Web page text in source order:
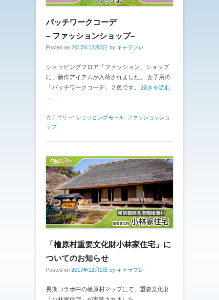
パッチワークコーデ
– ファッションショップ–
Posted on 2017年12月3日 by キャラフレ
ショッピングフロア「ファッション」ショップ
に、新作アイテムが入荷されました。 女子用の
「パッチワークコーデ」２色です。 続きを読む
→
カテゴリー: ショッピングモール ファッションショ
ップ
「檜原村重要文化財小林家住宅」に
ついてのお知らせ
Posted on 2017年12月2日 by キャラフレ
長期コラボ中の檜原村マップにて、重要文化財